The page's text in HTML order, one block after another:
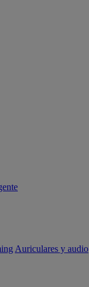
Auriculares y audio